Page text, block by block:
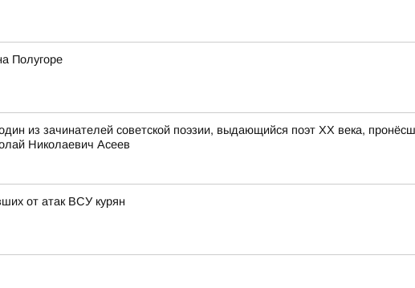
Полугоре
из зачинателей советской поэзии, выдающийся поэт ХХ века,
Николаевич Асеев
от атак ВСУ курян